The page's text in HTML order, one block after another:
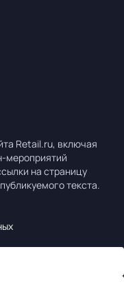
Retail.ru, включая
мероприятий
на страницу
текста.